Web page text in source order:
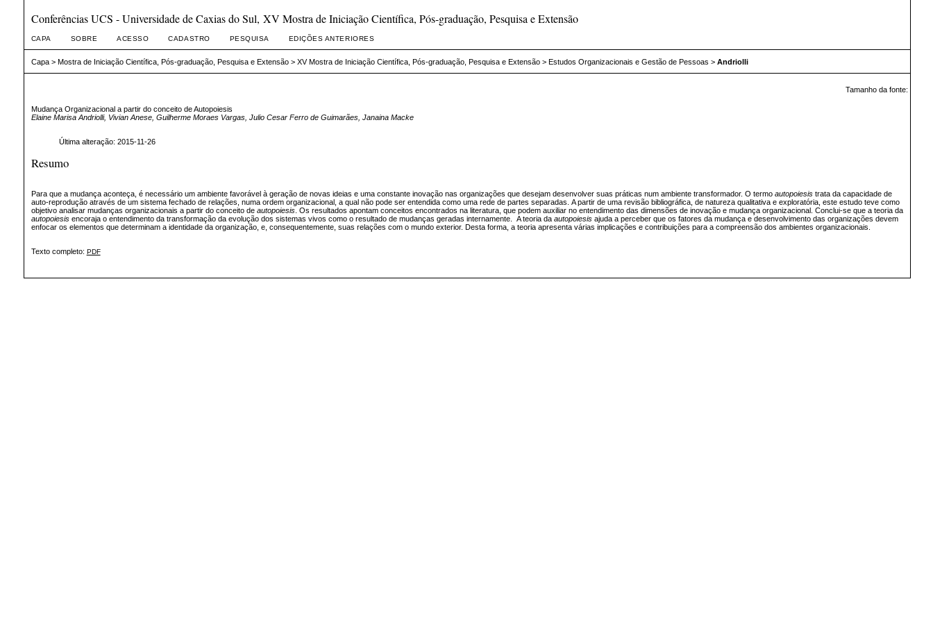
Conferências UCS - Universidade de Caxias do Sul, XV Mostra de Iniciação Científica, Pós-graduação, Pesquisa e Extensão
CAPA SOBRE ACESSO CADASTRO PESQUISA EDIÇÕES ANTERIORES
Capa> Mostra de Iniciação Científica, Pós-graduação, Pesquisa e Extensão> XV Mostra de Iniciação Científica, Pós-graduação, Pesquisa e Extensão> Estudos Organizacionais e Gestão de Pessoas > Andriolli
Tamanho da fonte:
Mudança Organizacional a partir do conceito de Autopoiesis
Elaine Marisa Andriolli, Vivian Anese, Guilherme Moraes Vargas, Julio Cesar Ferro de Guimarães, Janaina Macke
Última alteração: 2015-11-26
Resumo
Para que a mudança aconteça, é necessário um ambiente favorável à geração de novas ideias e uma constante inovação nas organizações que desejam desenvolver suas práticas num ambiente transformador. O termo autopoiesistrata da capacidade de
auto-reprodução através de um sistema fechado de relações, numa ordem organizacional, a qual não pode ser entendida como uma rede de partes separadas. A partir de uma revisão bibliográfica, de natureza qualitativa e exploratória, este estudo teve como
objetivo analisar mudanças organizacionais a partir do conceito de autopoiesis. Os resultados apontam conceitos encontrados na literatura, que podem auxiliar no entendimento das dimensões de inovação e mudança organizacional. Conclui-se que a teoria da
autopoiesisencoraja o entendimento da transformação da evolução dos sistemas vivos como o resultado de mudanças geradas internamente. A teoria da autopoiesisajuda a perceber que os fatores da mudança e desenvolvimento das organizações devem
enfocar os elementos que determinam a identidade da organização, e, consequentemente, suas relações com o mundo exterior. Desta forma, a teoria apresenta várias implicações e contribuições para a compreensão dos ambientes organizacionais.
Texto completo: PDF